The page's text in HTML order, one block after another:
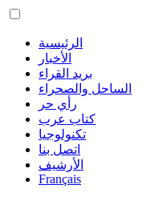
الرئيسية
الأخبار
بريد القراء
الساحل والصحراء
رأي حر
كتاب عرب
تكنولوجيا
اتصل بنا
الأرشيف
Français